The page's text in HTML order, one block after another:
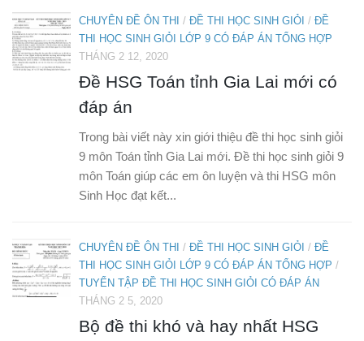
CHUYÊN ĐỀ ÔN THI / ĐỀ THI HỌC SINH GIỎI / ĐỀ
THI HỌC SINH GIỎI LỚP 9 CÓ ĐÁP ÁN TỔNG HỢP
THÁNG 2 12, 2020
Đề HSG Toán tỉnh Gia Lai mới có
đáp án
Trong bài viết này xin giới thiệu đề thi học sinh giỏi
9 môn Toán tỉnh Gia Lai mới. Đề thi học sinh giỏi 9
môn Toán giúp các em ôn luyện và thi HSG môn
Sinh Học đạt kết...
CHUYÊN ĐỀ ÔN THI / ĐỀ THI HỌC SINH GIỎI / ĐỀ
THI HỌC SINH GIỎI LỚP 9 CÓ ĐÁP ÁN TỔNG HỢP /
TUYỂN TẬP ĐỀ THI HỌC SINH GIỎI CÓ ĐÁP ÁN
THÁNG 2 5, 2020
Bộ đề thi khó và hay nhất HSG